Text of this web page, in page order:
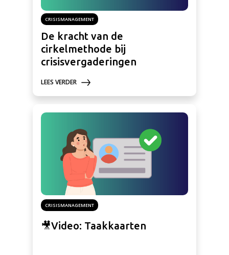
CRISISMANAGEMENT
De kracht van de
cirkelmethode bij
crisisvergaderingen
LEES VERDER
CRISISMANAGEMENT
🎥Video: Taakkaarten